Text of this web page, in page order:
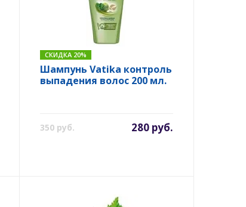
СКИДКА 20%
Шампунь Vatika контроль
выпадения волос 200 мл.
350 руб. 280 руб.